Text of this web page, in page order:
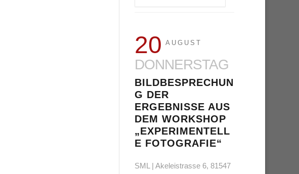
20 AUGUST
DONNERSTAG
BILDBESPRECHUN
G DER
ERGEBNISSE AUS
DEM WORKSHOP
„EXPERIMENTELL
E FOTOGRAFIE“
SML | Akeleistrasse 6, 81547